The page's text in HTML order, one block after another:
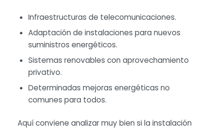
Infraestructuras de telecomunicaciones.
Adaptación de instalaciones para nuevos
suministros energéticos.
Sistemas renovables con aprovechamiento
privativo.
Determinadas mejoras energéticas no
comunes para todos.
Aquí conviene analizar muy bien si la instalación